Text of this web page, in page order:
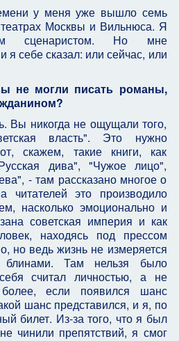
у меня уже вышло семь
Москвы и Вильнюса. Я
сценаристом. Но мне
я себе сказал: или сейчас, или
не могли писать романы,
Вы никогда не ощущали того,
власть". Это нужно
скажем, такие книги, как
дива", "Чужое лицо",
- там рассказано многое о
читателей это производило
насколько эмоционально и
советская империя и как
находясь под прессом
но ведь жизнь не измеряется
блинами. Там нельзя было
считал личностью, а не
если появился шанс
шанс представился, и я, по
билет. Из-за того, что я был
чинили препятствий, я смог